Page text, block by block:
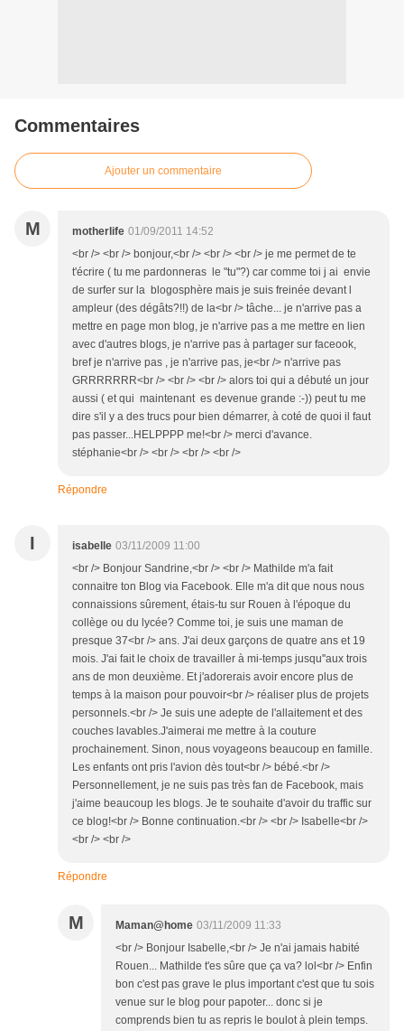
Commentaires
Ajouter un commentaire
M motherlife 01/09/2011 14:52
<br /> <br /> bonjour,<br /> <br /> <br /> je me permet de te
t'écrire ( tu me pardonneras le "tu"?) car comme toi j ai envie
de surfer sur la blogosphère mais je suis freinée devant l
ampleur (des dégâts?!!) de la<br /> tâche... je n'arrive pas a
mettre en page mon blog, je n'arrive pas a me mettre en lien
avec d'autres blogs, je n'arrive pas à partager sur faceook,
bref je n'arrive pas , je n'arrive pas, je<br /> n'arrive pas
GRRRRRRR<br /> <br /> <br /> alors toi qui a débuté un jour
aussi ( et qui maintenant es devenue grande :-)) peut tu me
dire s'il y a des trucs pour bien démarrer, à coté de quoi il faut
pas passer...HELPPPP me!<br /> merci d'avance.
stéphanie<br /> <br /> <br /> <br />
Répondre
I isabelle 03/11/2009 11:00
<br /> Bonjour Sandrine,<br /> <br /> Mathilde m'a fait
connaitre ton Blog via Facebook. Elle m'a dit que nous nous
connaissions sûrement, étais-tu sur Rouen à l'époque du
collège ou du lycée? Comme toi, je suis une maman de
presque 37<br /> ans. J'ai deux garçons de quatre ans et 19
mois. J'ai fait le choix de travailler à mi-temps jusqu''aux trois
ans de mon deuxième. Et j'adorerais avoir encore plus de
temps à la maison pour pouvoir<br /> réaliser plus de projets
personnels.<br /> Je suis une adepte de l'allaitement et des
couches lavables.J'aimerai me mettre à la couture
prochainement. Sinon, nous voyageons beaucoup en famille.
Les enfants ont pris l'avion dès tout<br /> bébé.<br />
Personnellement, je ne suis pas très fan de Facebook, mais
j'aime beaucoup les blogs. Je te souhaite d'avoir du traffic sur
ce blog!<br /> Bonne continuation.<br /> <br /> Isabelle<br />
<br /> <br />
Répondre
M Maman@home 03/11/2009 11:33
<br /> Bonjour Isabelle,<br /> Je n'ai jamais habité
Rouen... Mathilde t'es sûre que ça va? lol<br /> Enfin
bon c'est pas grave le plus important c'est que tu sois
venue sur le blog pour papoter... donc si je
comprends bien tu as repris le boulot à plein temps.